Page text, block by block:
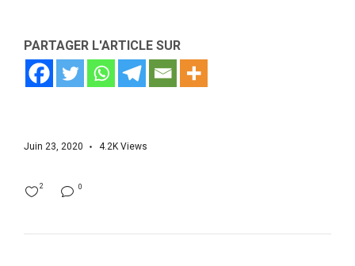
PARTAGER L'ARTICLE SUR
Juin 23, 2020 4.2K Views
0
2